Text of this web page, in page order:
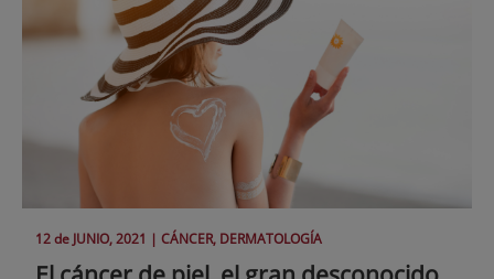
12 de JUNIO, 2021 | CÁNCER, DERMATOLOGÍA